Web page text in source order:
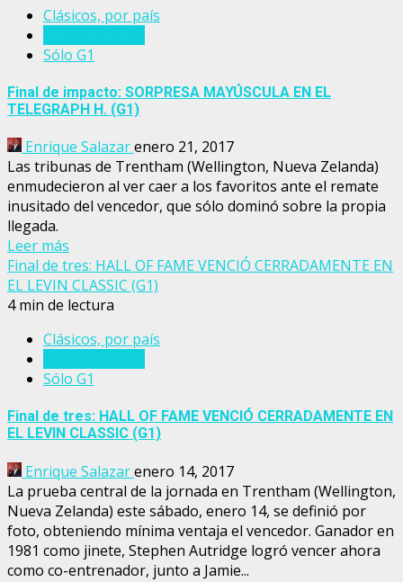
Clásicos, por país
Sólo G1
Final de impacto: SORPRESA MAYÚSCULA EN EL
TELEGRAPH H. (G1)
Enrique Salazarenero 21, 2017
Las tribunas de Trentham (Wellington, Nueva Zelanda)
enmudecieron al ver caer a los favoritos ante el remate
inusitado del vencedor, que sólo dominó sobre la propia
llegada.
Leer más
Final de tres: HALL OF FAME VENCIÓ CERRADAMENTE EN
EL LEVIN CLASSIC (G1)
4 min de lectura
Clásicos, por país
Sólo G1
Final de tres: HALL OF FAME VENCIÓ CERRADAMENTE EN
EL LEVIN CLASSIC (G1)
Enrique Salazarenero 14, 2017
La prueba central de la jornada en Trentham (Wellington,
Nueva Zelanda) este sábado, enero 14, se definió por
foto, obteniendo mínima ventaja el vencedor. Ganador en
1981 como jinete, Stephen Autridge logró vencer ahora
como co-entrenador, junto a Jamie...